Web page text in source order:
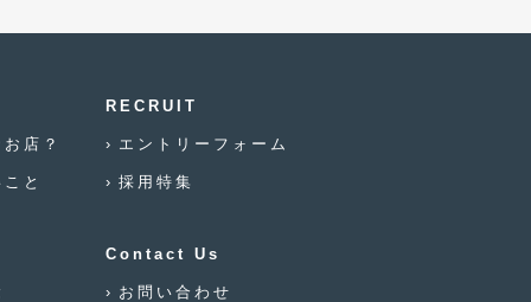
2021年7月(7)
2021年4月 (1)
2021年1月 (2)
2020年12月(2)
店？
と
RECRUIT
エントリーフォーム
採用特集
Contact Us
お問い合わせ